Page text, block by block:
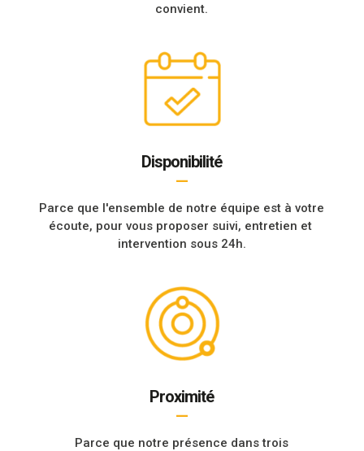
convient.
Disponibilité
—
Parce que l'ensemble de notre équipe est à votre
écoute, pour vous proposer suivi, entretien et
intervention sous 24h.
Proximité
—
Parce que notre présence dans trois